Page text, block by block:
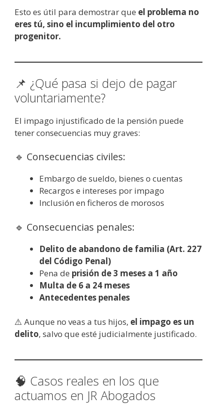
Esto es útil para demostrar que el problema no
eres tú, sino el incumplimiento del otro
progenitor.
📌 ¿Qué pasa si dejo de pagar
voluntariamente?
El impago injustificado de la pensión puede
tener consecuencias muy graves:
🔹 Consecuencias civiles:
Embargo de sueldo, bienes o cuentas
Recargos e intereses por impago
Inclusión en ficheros de morosos
🔹 Consecuencias penales:
Delito de abandono de familia (Art. 227
del Código Penal)
Pena de prisión de 3 meses a 1 año
Multa de 6 a 24 meses
Antecedentes penales
⚠️ Aunque no veas a tus hijos, el impago es un
delito, salvo que esté judicialmente justificado.
🧠 Casos reales en los que
actuamos en JR Abogados